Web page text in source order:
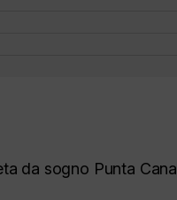
da sogno Punta Cana